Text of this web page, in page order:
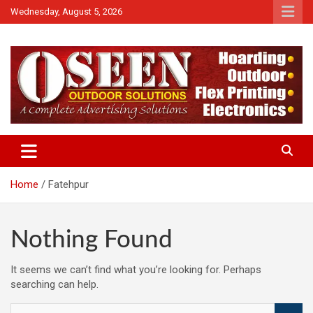
Skip
to
Wednesday, August 5, 2026
QTv India
Home Fatehpur
Nothing Found
It seems we can’t find what you’re looking for. Perhaps
searching can help.